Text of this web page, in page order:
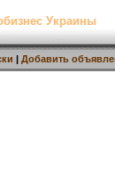
Украины
| Добавить